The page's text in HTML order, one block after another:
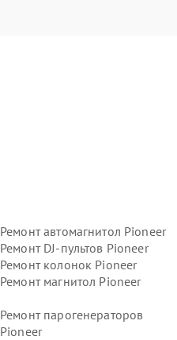
Ремонт автомагнитол Pioneer
Ремонт DJ-пультов Pioneer
Ремонт колонок Pioneer
Ремонт магнитол Pioneer
Ремонт парогенераторов
Pioneer